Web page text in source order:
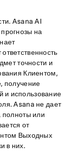
. Asana AI
на
точности и
Клиентом,
получение
и использование
Asana не дает
полноты или
от
Выходных
в них.